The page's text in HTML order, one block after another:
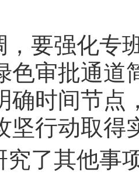
，要强化专
色审批通道
确时间节点
坚行动取得
究了其他事